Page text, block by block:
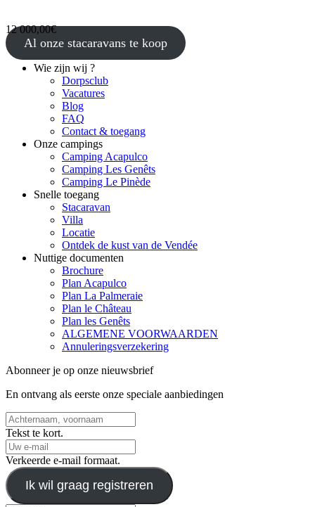
12 000,00€
Al onze stacaravans te koop
Wie zijn wij ?
Dorpsclub
Vacatures
Blog
FAQ
Contact & toegang
Onze campings
Camping Acapulco
Camping Les Genêts
Camping Le Pinède
Snelle toegang
Stacaravan
Villa
Locatie
Ontdek de kust van de Vendée
Nuttige documenten
Brochure
Plan Acapulco
Plan La Palmeraie
Plan le Château
Plan les Genêts
ALGEMENE VOORWAARDEN
Annuleringsverzekering
Abonneer je op onze nieuwsbrief
En ontvang als eerste onze speciale aanbiedingen
Tekst te kort.
Verkeerde e-mail formaat.
Ik wil graag registreren